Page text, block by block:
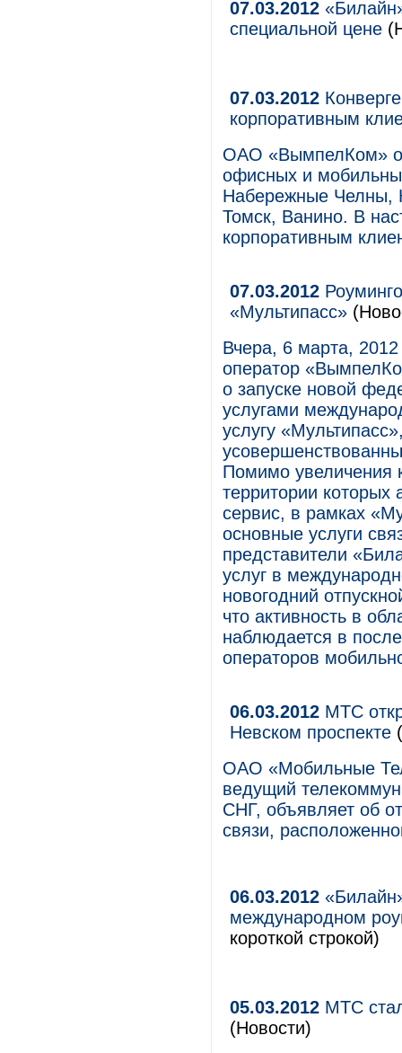
07.03.2012
специальной цене
07.03.2012
корпоративным
ОАО «ВымпелКом»
офисных и
Набережные Челны,
Томск, Ванино. В
корпоративным
07.03.2012
«Мультипасс»
Вчера, 6 марта,
оператор
о запуске новой
услугами
услугу
Помимо увеличения
территории
сервис, в рамках
основные услуги
представители
услуг в
новогодний
что активность в
наблюдается в
операторов
06.03.2012 МТС
Невском проспекте
ОАО «Мобильные
ведущий
СНГ, объявляет об
связи,
06.03.2012
международном
короткой строкой)
05.03.2012 МТС
(Новости)